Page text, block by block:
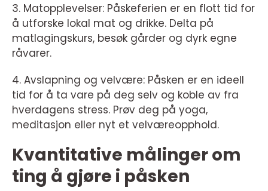
3. Matopplevelser: Påskeferien er en flott tid for
å utforske lokal mat og drikke. Delta på
matlagingskurs, besøk gårder og dyrk egne
råvarer.
4. Avslapning og velvære: Påsken er en ideell
tid for å ta vare på deg selv og koble av fra
hverdagens stress. Prøv deg på yoga,
meditasjon eller nyt et velværeopphold.
Kvantitative målinger om
ting å gjøre i påsken